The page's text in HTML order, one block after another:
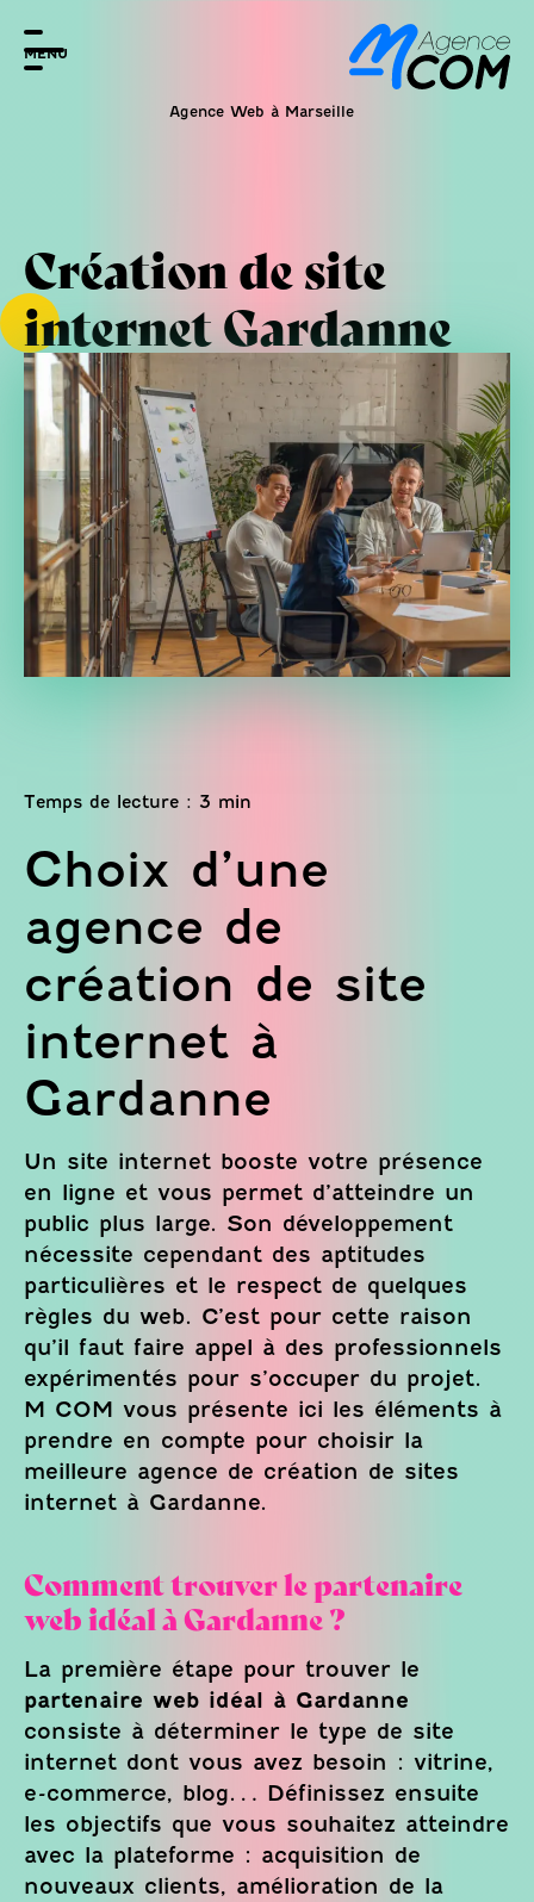
MENU
Agence Web à Marseille
Création de site
internet Gardanne
Choix d’une
agence de
création de site
internet à
Gardanne
Un site internet booste votre présence
en ligne et vous permet d’atteindre un
public plus large. Son développement
nécessite cependant des aptitudes
particulières et le respect de quelques
règles du web. C’est pour cette raison
qu’il faut faire appel à des professionnels
expérimentés pour s’occuper du projet.
M COM vous présente ici les éléments à
prendre en compte pour choisir la
meilleure agence de création de sites
internet à Gardanne.
Comment trouver le partenaire
web idéal à Gardanne ?
La première étape pour trouver le
partenaire web idéal à Gardanne
consiste à déterminer le type de site
internet dont vous avez besoin : vitrine,
e-commerce, blog… Définissez ensuite
les objectifs que vous souhaitez atteindre
avec la plateforme : acquisition de
nouveaux clients, amélioration de la